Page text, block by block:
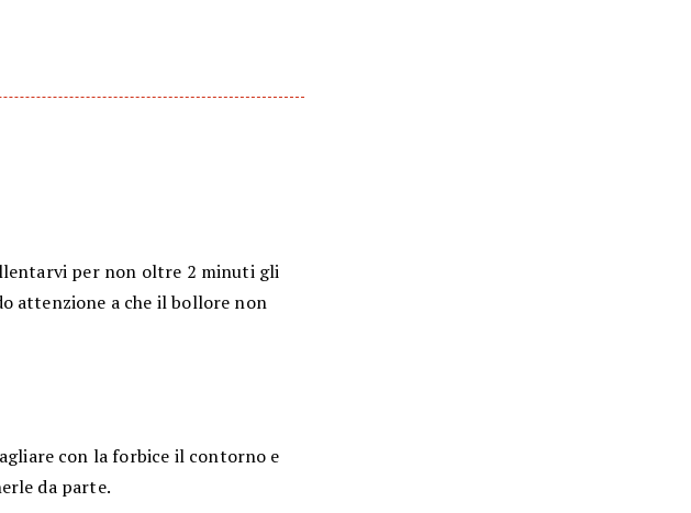
per non oltre 2 minuti gli
attenzione a che il bollore non
con la forbice il contorno e
da parte.